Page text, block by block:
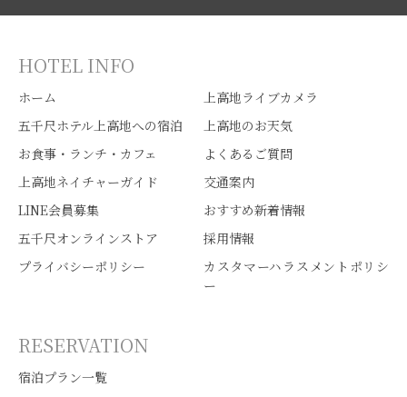
HOTEL INFO
ホーム
上高地ライブカメラ
五千尺ホテル上高地への宿泊
上高地のお天気
お食事・ランチ・カフェ
よくあるご質問
上高地ネイチャーガイド
交通案内
LINE会員募集
おすすめ新着情報
五千尺オンラインストア
採用情報
プライバシーポリシー
カスタマーハラスメントポリシ
ー
RESERVATION
宿泊プラン一覧